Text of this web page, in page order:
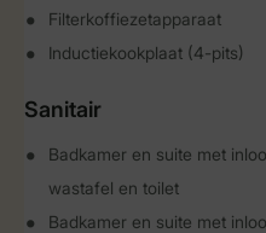
Filterkoffiezetapparaat
Inductiekookplaat (4-pits)
Sanitair
Badkamer en suite met
wastafel en toilet
Badkamer en suite met